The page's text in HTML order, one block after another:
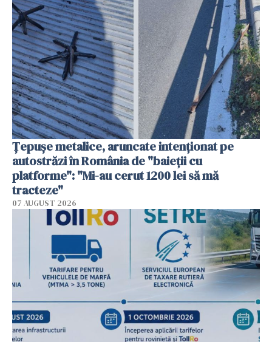
Țepușe metalice, aruncate intenționat pe
autostrăzi în România de "baieții cu
platforme": "Mi-au cerut 1200 lei să mă
tracteze"
07 AUGUST 2026